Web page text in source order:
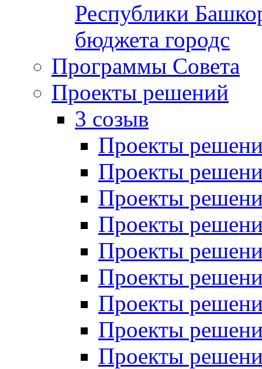
Республики
бюджета городс
Программы Совета
Проекты решений
3 созыв
Проекты
Проекты
Проекты
Проекты
Проекты
Проекты
Проекты
Проекты
Проекты